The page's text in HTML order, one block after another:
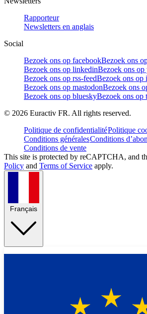
Rapporteur
Newsletters en anglais
Social
Bezoek ons op facebookBezoek ons
Bezoek ons op linkedinBezoek ons op
Bezoek ons op rss-feedBezoek ons op
Bezoek ons op mastodonBezoek ons
Bezoek ons op blueskyBezoek ons op
© 2026 Euractiv FR. All rights reserved.
Politique de confidentialitéPolitique
Conditions généralesConditions
Conditions de vente
This site is protected by reCAPTCHA, and
Policy and Terms of Service apply.
Français